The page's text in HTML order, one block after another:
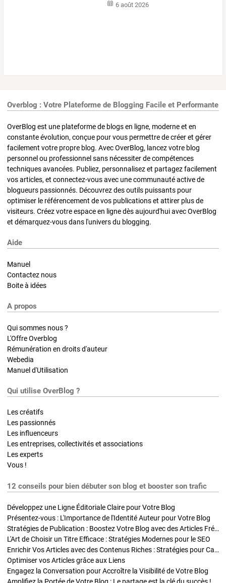
6 août 2026
Overblog : Votre Plateforme de Blogging Facile et Performante
OverBlog est une plateforme de blogs en ligne, moderne et en
constante évolution, conçue pour vous permettre de créer et gérer
facilement votre propre blog. Avec OverBlog, lancez votre blog
personnel ou professionnel sans nécessiter de compétences
techniques avancées. Publiez, personnalisez et partagez facilement
vos articles, et connectez-vous avec une communauté active de
blogueurs passionnés. Découvrez des outils puissants pour
optimiser le référencement de vos publications et attirer plus de
visiteurs. Créez votre espace en ligne dès aujourd'hui avec OverBlog
et démarquez-vous dans l'univers du blogging.
Aide
Manuel
Contactez nous
Boite à idées
A propos
Qui sommes nous ?
L'Offre Overblog
Rémunération en droits d'auteur
Webedia
Manuel d'Utilisation
Qui utilise OverBlog ?
Les créatifs
Les passionnés
Les influenceurs
Les entreprises, collectivités et associations
Les experts
Vous !
12 conseils pour bien débuter son blog et booster son trafic
Développez une Ligne Éditoriale Claire pour Votre Blog
Présentez-vous : L'Importance de l'Identité Auteur pour Votre Blog
Stratégies de Publication : Boostez Votre Blog avec des Articles Fréquents et Exclusifs
L'Art de Choisir un Titre Efficace : Stratégies Modernes pour le SEO
Enrichir Vos Articles avec des Contenus Riches : Stratégies pour Captiver et Optimiser
Optimiser vos Articles grâce aux Liens
Engagez la Conversation pour Accroître la Visibilité de Votre Blog